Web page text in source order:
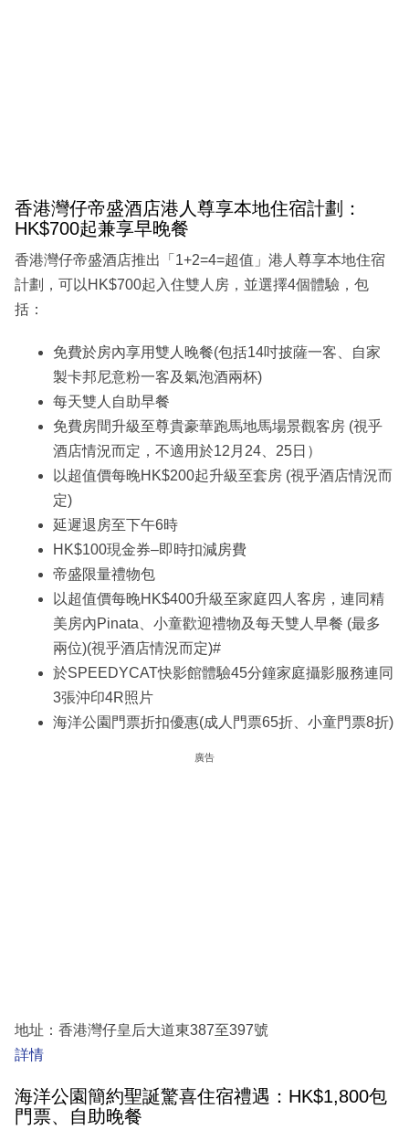
香港灣仔帝盛酒店港人尊享本地住宿計劃：
HK$700起兼享早晚餐
香港灣仔帝盛酒店推出「1+2=4=超值」港人尊享本地住宿
計劃，可以HK$700起入住雙人房，並選擇4個體驗，包
括：
免費於房內享用雙人晚餐(包括14吋披薩一客、自家
製卡邦尼意粉一客及氣泡酒兩杯)
每天雙人自助早餐
免費房間升級至尊貴豪華跑馬地馬場景觀客房 (視乎
酒店情況而定，不適用於12月24、25日）
以超值價每晚HK$200起升級至套房 (視乎酒店情況而
定)
延遲退房至下午6時
HK$100現金券–即時扣減房費
帝盛限量禮物包
以超值價每晚HK$400升級至家庭四人客房，連同精
美房內Pinata、小童歡迎禮物及每天雙人早餐 (最多
兩位)(視乎酒店情況而定)#
於SPEEDYCAT快影館體驗45分鐘家庭攝影服務連同
3張沖印4R照片
海洋公園門票折扣優惠(成人門票65折、小童門票8折)
廣告
地址：香港灣仔皇后大道東387至397號
詳情
海洋公園簡約聖誕驚喜住宿禮遇：HK$1,800包
門票、自助晚餐